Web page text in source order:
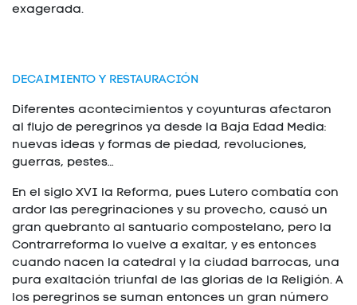
exagerada.
DECAIMIENTO Y RESTAURACIÓN
Diferentes acontecimientos y coyunturas afectaron
al flujo de peregrinos ya desde la Baja Edad Media:
nuevas ideas y formas de piedad, revoluciones,
guerras, pestes…
En el siglo XVI la Reforma, pues Lutero combatía con
ardor las peregrinaciones y su provecho, causó un
gran quebranto al santuario compostelano, pero la
Contrarreforma lo vuelve a exaltar, y es entonces
cuando nacen la catedral y la ciudad barrocas, una
pura exaltación triunfal de las glorias de la Religión. A
los peregrinos se suman entonces un gran número